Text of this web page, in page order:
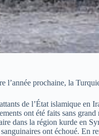
l’année prochaine, la
de l’État islamique en
ont été faits sans
dans la région kurde en
ont échoué. En